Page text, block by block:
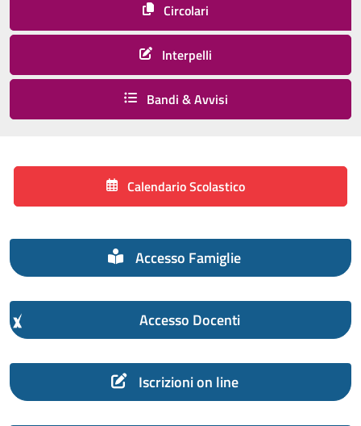
Circolari
Interpelli
Bandi & Avvisi
Calendario Scolastico
Accesso Famiglie
Accesso Docenti
Iscrizioni on line